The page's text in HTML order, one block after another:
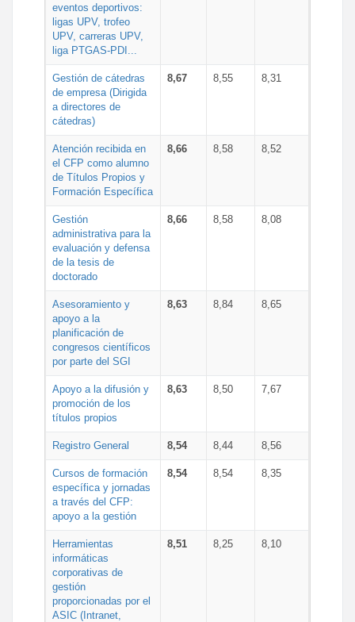
eventos deportivos:
ligas UPV, trofeo
UPV, carreras UPV,
liga PTGAS-PDI...
Gestión de cátedras
de empresa (Dirigida
a directores de
cátedras)
8,67 8,55 8,31
Atención recibida en
el CFP como alumno
de Títulos Propios y
Formación Específica
8,66 8,58 8,52
Gestión
administrativa para la
evaluación y defensa
de la tesis de
doctorado
8,66 8,58 8,08
Asesoramiento y
apoyo a la
planificación de
congresos científicos
por parte del SGI
8,63 8,84 8,65
Apoyo a la difusión y
promoción de los
títulos propios
8,63 8,50 7,67
Registro General 8,54 8,44 8,56
Cursos de formación
específica y jornadas
a través del CFP:
apoyo a la gestión
8,54 8,54 8,35
Herramientas
informáticas
corporativas de
gestión
proporcionadas por el
ASIC (Intranet,
8,51 8,25 8,10